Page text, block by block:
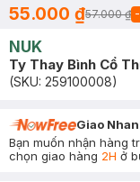
55.000 ₫57.000 ₫ -
NUK
Ty Thay Bình Cổ
(SKU: 259100008)
Giao
Bạn muốn nhận hàng
chọn giao hàng 2H ở